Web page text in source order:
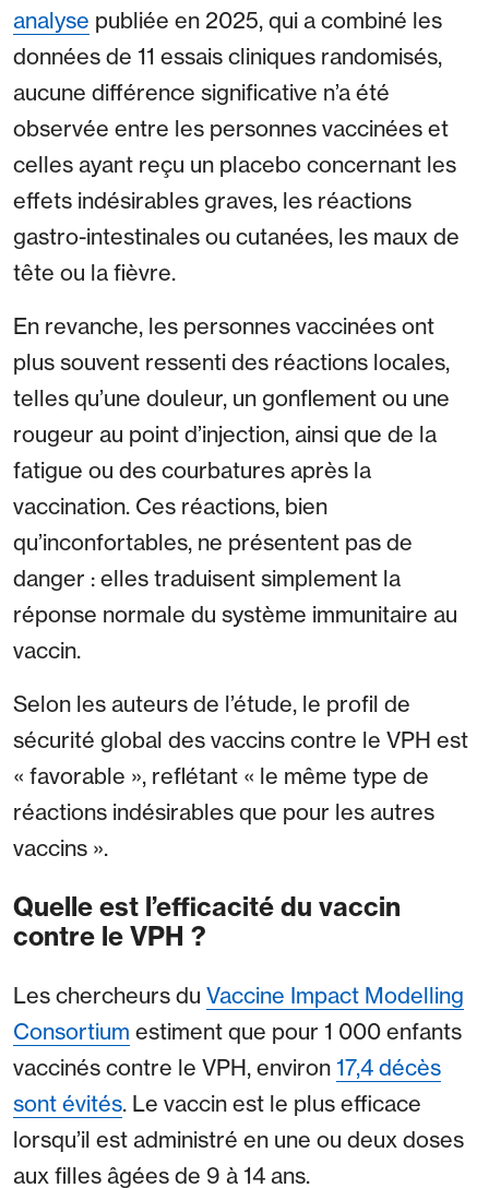
analyse publiée en 2025, qui a combiné les
données de 11 essais cliniques randomisés,
aucune différence significative n’a été
observée entre les personnes vaccinées et
celles ayant reçu un placebo concernant les
effets indésirables graves, les réactions
gastro-intestinales ou cutanées, les maux de
tête ou la fièvre.
En revanche, les personnes vaccinées ont
plus souvent ressenti des réactions locales,
telles qu’une douleur, un gonflement ou une
rougeur au point d’injection, ainsi que de la
fatigue ou des courbatures après la
vaccination. Ces réactions, bien
qu’inconfortables, ne présentent pas de
danger : elles traduisent simplement la
réponse normale du système immunitaire au
vaccin.
Selon les auteurs de l’étude, le profil de
sécurité global des vaccins contre le VPH est
« favorable », reflétant « le même type de
réactions indésirables que pour les autres
vaccins ».
Quelle est l’efficacité du vaccin
contre le VPH ?
Les chercheurs du Vaccine Impact Modelling
Consortium estiment que pour 1 000 enfants
vaccinés contre le VPH, environ 17,4 décès
sont évités. Le vaccin est le plus efficace
lorsqu’il est administré en une ou deux doses
aux filles âgées de 9 à 14 ans.